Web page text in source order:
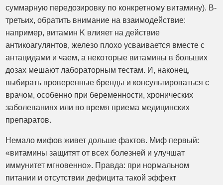
суммарную передозировку по конкретному витамину). В-
третьих, обратить внимание на взаимодействие:
например, витамин K влияет на действие
антикоагулянтов, железо плохо усваивается вместе с
антацидами и чаем, а некоторые витамины в больших
дозах мешают лабораторным тестам. И, наконец,
выбирать проверенные бренды и консультироваться с
врачом, особенно при беременности, хронических
заболеваниях или во время приема медицинских
препаратов.
Немало мифов живет дольше фактов. Миф первый:
«витамины защитят от всех болезней и улучшат
иммунитет мгновенно». Правда: при нормальном
питании и отсутствии дефицита такой эффект